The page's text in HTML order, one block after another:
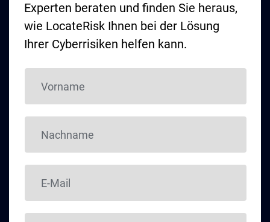
Experten beraten und finden Sie heraus,
wie LocateRisk Ihnen bei der Lösung
Ihrer Cyberrisiken helfen kann.